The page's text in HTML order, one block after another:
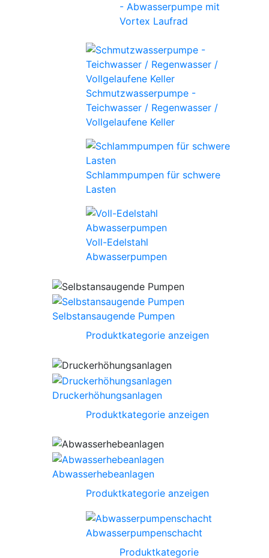
- Abwasserpumpe mit
Vortex Laufrad
Schmutzwasserpumpe -
Teichwasser / Regenwasser /
Vollgelaufene Keller
Schlammpumpen für schwere
Lasten
Voll-Edelstahl
Abwasserpumpen
Selbstansaugende Pumpen
Produktkategorie anzeigen
Druckerhöhungsanlagen
Produktkategorie anzeigen
Abwasserhebeanlagen
Produktkategorie anzeigen
Abwasserpumpenschacht
Produktkategorie